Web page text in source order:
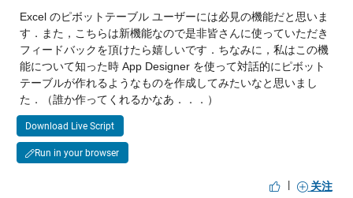
Excel のピボットテーブル ユーザーには必見の機能だと思いま
す．また，こちらは新機能なので是非皆さんに使っていただき
フィードバックを頂けたら嬉しいです．ちなみに，私はこの機
能について知った時 App Designer を使って対話的にピボット
テーブルが作れるようなものを作成してみたいなと思いまし
た．（誰か作ってくれるかなあ．．．）
Download Live Script
Run in your browser
| 关注